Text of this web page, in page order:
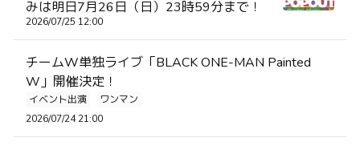
みは明日7月26日（日）23時59分まで！
2026/07/25 12:00
チームW単独ライブ「BLACK ONE-MAN Painted
W」開催決定！
イベント出演
ワンマン
2026/07/24 21:00